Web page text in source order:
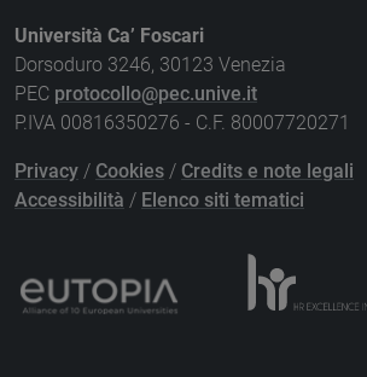
Università Ca’ Foscari
Dorsoduro 3246, 30123 Venezia
PEC protocollo@pec.unive.it
P.IVA 00816350276 - C.F. 80007720271
Privacy / Cookies / Credits e note legali
Accessibilità / Elenco siti tematici